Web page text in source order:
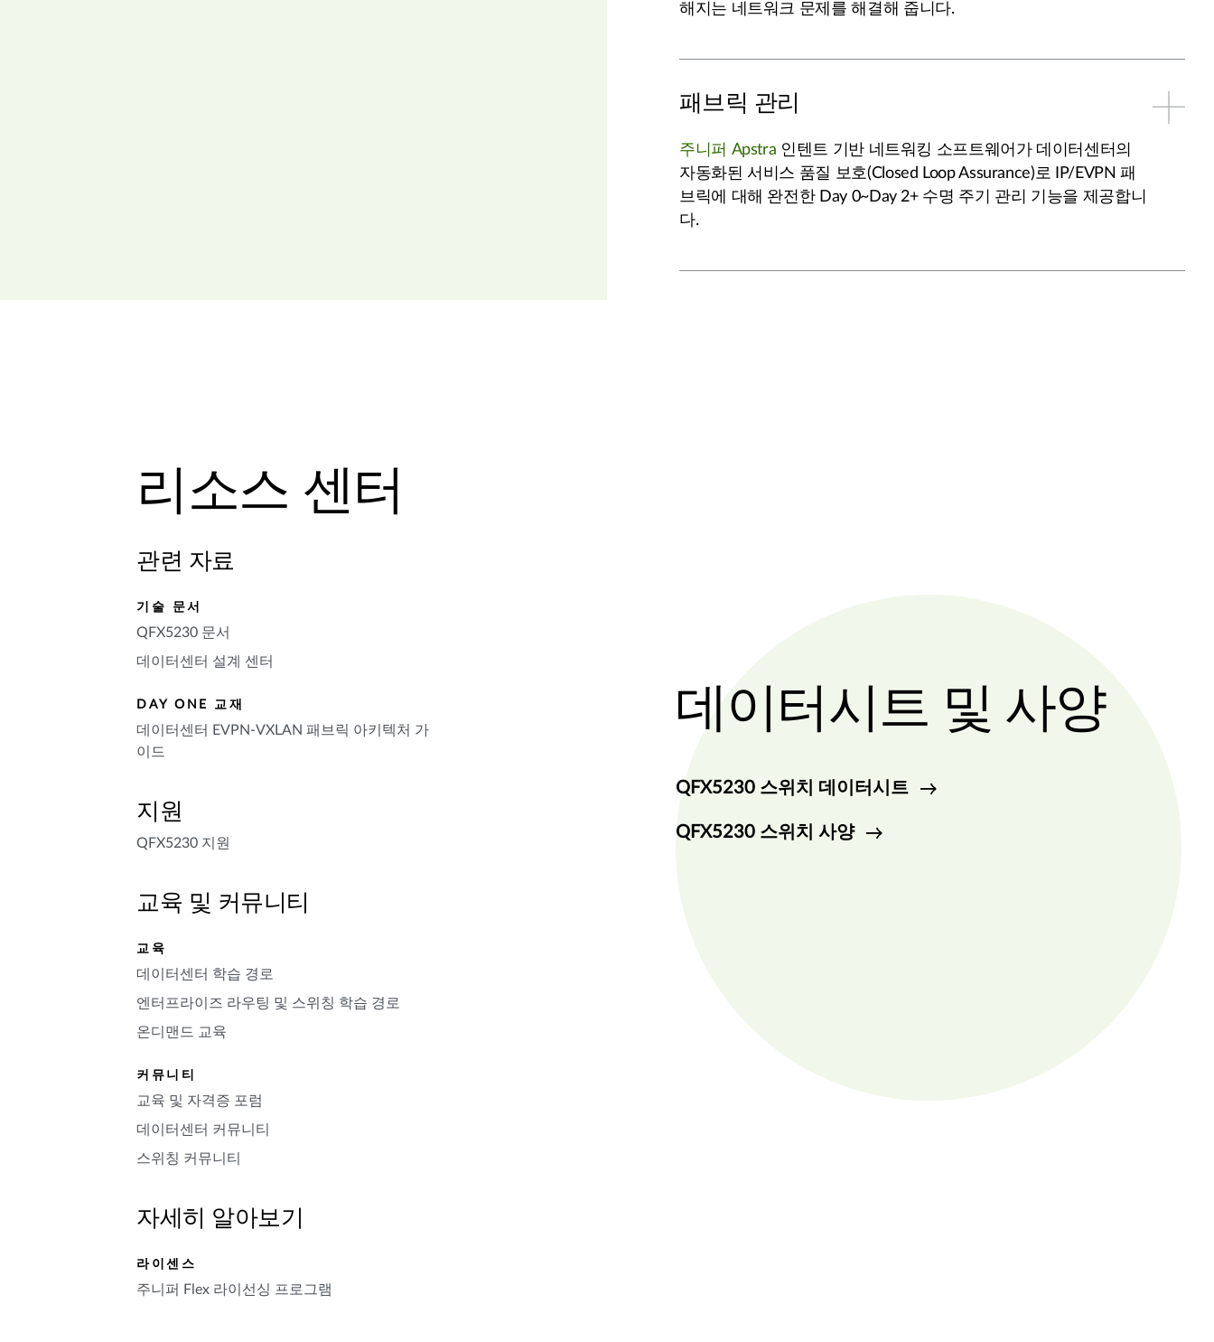
해지는 네트워크 문제를 해결해 줍니다.
패브릭 관리
주니퍼 Apstra 인텐트 기반 네트워킹 소프트웨어가 데이터센터의
자동화된 서비스 품질 보호(Closed Loop Assurance)로 IP/EVPN 패
브릭에 대해 완전한 Day 0~Day 2+ 수명 주기 관리 기능을 제공합니
다.
리소스 센터
관련 자료
기술 문서
QFX5230 문서
데이터센터 설계 센터
DAY ONE 교재
데이터센터 EVPN-VXLAN 패브릭 아키텍처 가
이드
지원
QFX5230 지원
교육 및 커뮤니티
교육
데이터센터 학습 경로
엔터프라이즈 라우팅 및 스위칭 학습 경로
온디맨드 교육
커뮤니티
교육 및 자격증 포럼
데이터센터 커뮤니티
스위칭 커뮤니티
자세히 알아보기
라이센스
주니퍼 Flex 라이선싱 프로그램
데이터시트 및 사양
QFX5230 스위치 데이터시트
QFX5230 스위치 사양